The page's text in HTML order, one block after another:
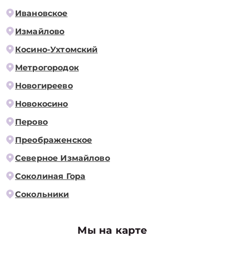
Ивановское
Измайлово
Косино-Ухтомский
Метрогородок
Новогиреево
Новокосино
Перово
Преображенское
Северное Измайлово
Соколиная Гора
Сокольники
Мы на карте